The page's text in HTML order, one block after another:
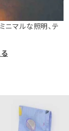
ニマルな照明、テ